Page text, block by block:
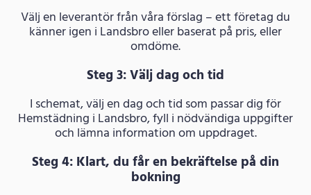
Välj en leverantör från våra förslag – ett företag du
känner igen i Landsbro eller baserat på pris, eller
omdöme.
Steg 3: Välj dag och tid
I schemat, välj en dag och tid som passar dig för
Hemstädning i Landsbro, fyll i nödvändiga uppgifter
och lämna information om uppdraget.
Steg 4: Klart, du får en bekräftelse på din
bokning